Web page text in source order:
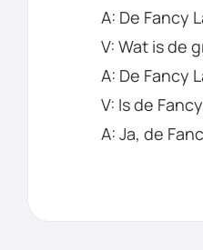
A: De Fancy
V: Wat is de
A: De Fancy
V: Is de
A: Ja, de